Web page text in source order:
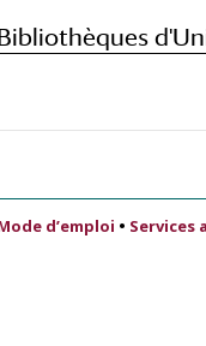
d’emploi • Services